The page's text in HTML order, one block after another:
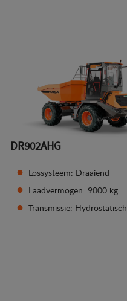
DR902AHG
Lossysteem: Draaiend
Laadvermogen: 9000 kg
Transmissie: Hydrostatisch